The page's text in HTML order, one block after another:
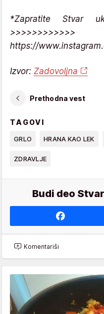
*Zapratite Stvar
>>>>>>>>>>>>
https://
Izvor: Zadovoljna
Prethodna vest
TAGOVI
GRLO HRANA KAO LEK
ZDRAVLJE
Budi deo
Komentariši